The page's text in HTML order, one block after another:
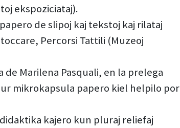
ekspoziciataj).
de slipoj kaj tekstoj kaj rilataj
Percorsi Tattili (Muzeoj
de Marilena Pasquali, en la prelega
mikrokapsula papero kiel helpilo por
kajero kun pluraj reliefaj